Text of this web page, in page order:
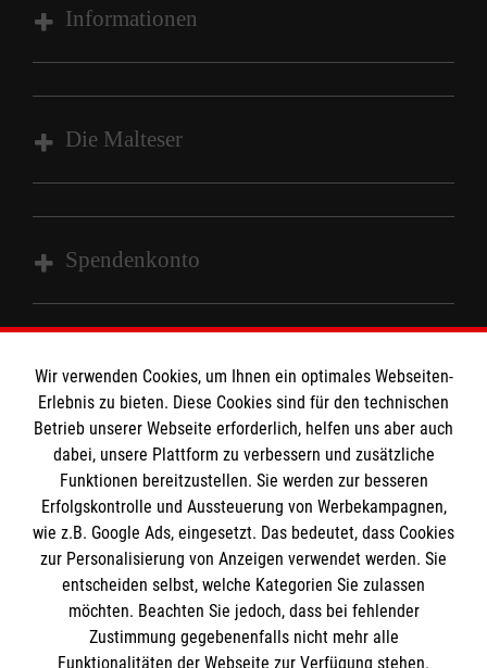
Informationen
Impressum
Datenschutz
Die Malteser
Malteser in Deutschland
Malteserorden
Spendenkonto
Empfänger: Malteser Hilfsdienst e.V.
Bank: Sparkasse Wiesental
IBAN: DE97683515570003232774
BLC: 68351557
Kontonummer: 0003232774
So finden Sie uns
Gündenhausen 31
79650 Schopfheim
Ehrenamt.Wiesental@malteser.org
Der Malteser Hilfsdienst e.V. ist als eingetragene
gemeinnützige Organisation von der Körperschaft- und
Gewerbesteuer befreit.
Medizinproduktesicherheit
Gemäß § 6 Abs. 1 MPBetreibV müssen
Wir verwenden Cookies, um Ihnen ein optimales Webseiten-
Erlebnis zu bieten. Diese Cookies sind für den technischen
Betrieb unserer Webseite erforderlich, helfen uns aber auch
dabei, unsere Plattform zu verbessern und zusätzliche
Funktionen bereitzustellen. Sie werden zur besseren
Erfolgskontrolle und Aussteuerung von Werbekampagnen,
wie z.B. Google Ads, eingesetzt. Das bedeutet, dass Cookies
zur Personalisierung von Anzeigen verwendet werden. Sie
entscheiden selbst, welche Kategorien Sie zulassen
möchten. Beachten Sie jedoch, dass bei fehlender
Zustimmung gegebenenfalls nicht mehr alle
Funktionalitäten der Webseite zur Verfügung stehen.